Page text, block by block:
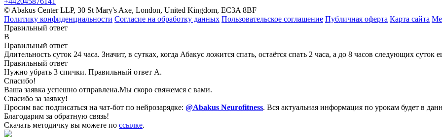
© Abakus Center LLP, 30 St Mary's Axe, London, United Kingdom, EC3A 8BF
Политику конфиденциальности Согласие на обработку данных Пользовательское соглашение Публичная оферта Карта сайта
Правильный ответ
B
Правильный ответ
Длительность суток 24 часа. Значит, в сутках, когда Абакус ложится спать, остаётся спать 2 часа, а до 8 часов следующих
Правильный ответ
Нужно убрать 3 спички. Правильный ответ А.
Спасибо!
Ваша заявка успешно отправлена.Мы скоро свяжемся с вами.
Спасибо за заявку!
Просим вас подписаться на чат-бот по нейрозарядке: @Abakus Neurofitness. Вся актуальная информация по урокам будет в
Благодарим за обратную связь!
Скачать методичку вы можете по ссылке.